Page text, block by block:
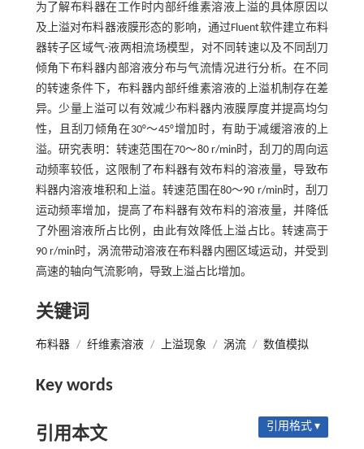
为了解布料器在工作时内部纤维素溶液上溢的具体原因以
及上溢对布料器液膜形态的影响，通过Fluent软件建立布料
器转子区域气-液两相流场模型，对不同转速以及不同刮刀
倾角下布料器内部溶液分布与气流情况进行分析。在不同
的转速条件下，布料器内部纤维素溶液的上溢机制存在差
异。少量上溢可以有效减少布料器内液膜厚度并提高均匀
性，且刮刀倾角在30°～45°增加时，有助于减缓溶液的上
溢。研究表明：转速范围在70～80 r/min时，刮刀的周向运
动频率较低，这限制了布料器有效布料的溶液量，导致布
料器内溶液堆积和上溢。转速范围在80～90 r/min时，刮刀
运动频率增加，提高了布料器有效布料的溶液量，并降低
了外圈溶液所占比例，由此有效降低上溢占比。转速高于
90 r/min时，涡流带动溶液在布料器内圈区域运动，并受到
高速的轴向气流影响，导致上溢占比增加。
关键词
布料器 / 纤维素溶液 / 上溢现象 / 涡流 / 数值模拟
Key words
引用本文 引用格式 ▾